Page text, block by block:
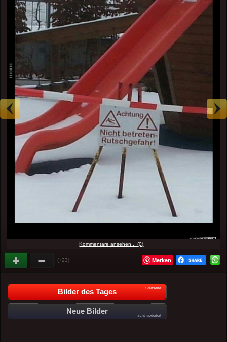
Kommentare ansehen... (0)
(+23) Merken
Bilder des Tages Startseite
Neue Bilder
nicht moderiert